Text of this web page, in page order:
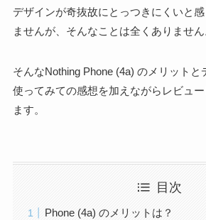
デザインが奇抜故にとっつきにくいと
ませんが、そんなことは全くありません
そんなNothing Phone (4a) のメリットと
使ってみての感想を加えながらレビュ
ます。
目次
Phone (4a) のメリットは？